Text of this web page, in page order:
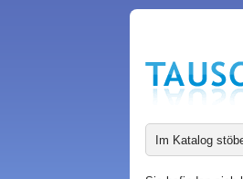
Im Katalog